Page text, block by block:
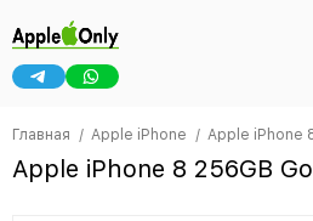
Главная Apple iPhone Apple iPhone
Apple iPhone 8 256GB